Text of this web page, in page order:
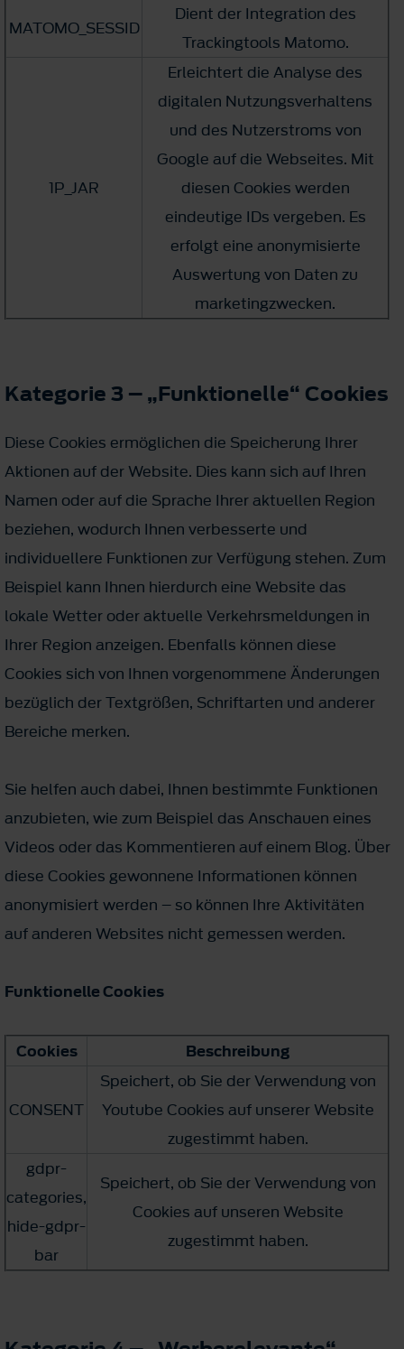
MATOMO_SESSID
Dient der Integration des
Trackingtools Matomo.
1P_JAR
Erleichtert die Analyse des
digitalen Nutzungsverhaltens
und des Nutzerstroms von
Google auf die Webseites. Mit
diesen Cookies werden
eindeutige IDs vergeben. Es
erfolgt eine anonymisierte
Auswertung von Daten zu
marketingzwecken.
Kategorie 3 – „Funktionelle“ Cookies
Diese Cookies ermöglichen die Speicherung Ihrer
Aktionen auf der Website. Dies kann sich auf Ihren
Namen oder auf die Sprache Ihrer aktuellen Region
beziehen, wodurch Ihnen verbesserte und
individuellere Funktionen zur Verfügung stehen. Zum
Beispiel kann Ihnen hierdurch eine Website das
lokale Wetter oder aktuelle Verkehrsmeldungen in
Ihrer Region anzeigen. Ebenfalls können diese
Cookies sich von Ihnen vorgenommene Änderungen
bezüglich der Textgrößen, Schriftarten und anderer
Bereiche merken.
Sie helfen auch dabei, Ihnen bestimmte Funktionen
anzubieten, wie zum Beispiel das Anschauen eines
Videos oder das Kommentieren auf einem Blog. Über
diese Cookies gewonnene Informationen können
anonymisiert werden – so können Ihre Aktivitäten
auf anderen Websites nicht gemessen werden.
Funktionelle Cookies
Cookies Beschreibung
CONSENT
Speichert, ob Sie der Verwendung von
Youtube Cookies auf unserer Website
zugestimmt haben.
gdpr-
categories,
hide-gdpr-
bar
Speichert, ob Sie der Verwendung von
Cookies auf unseren Website
zugestimmt haben.